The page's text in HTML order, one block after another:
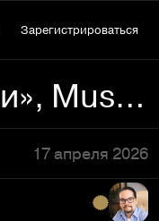
Зарегистрироваться
Шрифт «Мусаси», Musashi typeface
17 апреля 2026